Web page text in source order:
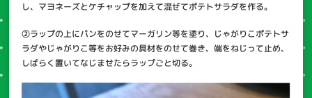
し、マヨネーズとケチャップを加えて混ぜてポテトサラダを作る。
②ラップの上にパンをのせてマーガリン等を塗り、じゃがりこポテトサ
ラダやじゃがりこ等をお好みの具材をのせて巻き、端をねじって止め、
しばらく置いてなじませたらラップごと切る。